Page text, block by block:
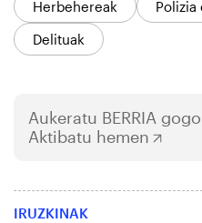
Herbehereak
Polizia
Delituak
Aukeratu BERRIA
Aktibatu hemen
IRUZKINAK